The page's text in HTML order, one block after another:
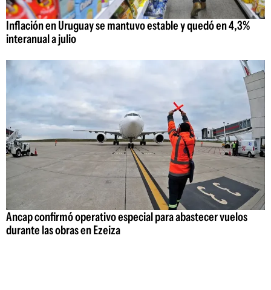
Inflación en Uruguay se mantuvo estable y quedó en 4,3%
interanual a julio
Ancap confirmó operativo especial para abastecer vuelos
durante las obras en Ezeiza